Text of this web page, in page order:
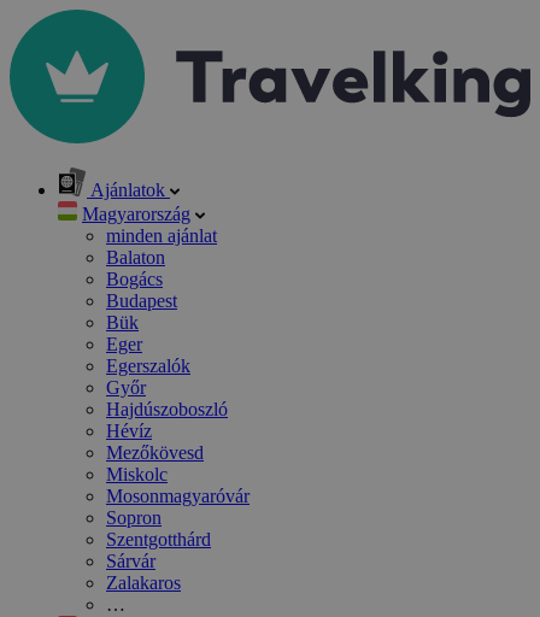
Ajánlatok
Magyarország
minden ajánlat
Balaton
Bogács
Budapest
Bük
Eger
Egerszalók
Győr
Hajdúszoboszló
Hévíz
Mezőkövesd
Miskolc
Mosonmagyaróvár
Sopron
Szentgotthárd
Sárvár
Zalakaros
…